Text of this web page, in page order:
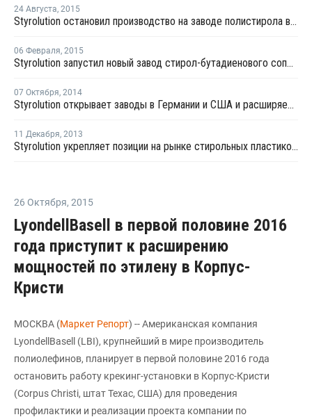
24 Августа, 2015
Styrolution остановил производство на заводе полистирола в Антверпене
06 Февраля, 2015
Styrolution запустил новый завод стирол-бутадиенового сополимера в Бельгии
07 Октября, 2014
Styrolution открывает заводы в Германии и США и расширяет линейку специальных прозрачных сополимеров
11 Декабря, 2013
Styrolution укрепляет позиции на рынке стирольных пластиков в Европе, Африке и на Ближнем Востоке
26 Октября, 2015
LyondellBasell в первой половине 2016
года приступит к расширению
мощностей по этилену в Корпус-
Кристи
МОСКВА (Маркет Репорт) -- Американская компания
LyondellBasell (LBI), крупнейший в мире производитель
полиолефинов, планирует в первой половине 2016 года
остановить работу крекинг-установки в Корпус-Кристи
(Corpus Christi, штат Техас, США) для проведения
профилактики и реализации проекта компании по